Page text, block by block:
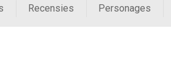
Recensies Personages